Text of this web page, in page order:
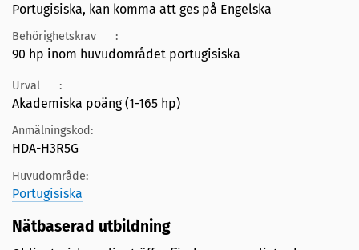
Portugisiska, kan komma att ges på Engelska
Behörighetskrav :
90 hp inom huvudområdet portugisiska
Urval :
Akademiska poäng (1-165 hp)
Anmälningskod:
HDA-H3R5G
Huvudområde:
Portugisiska
Nätbaserad utbildning